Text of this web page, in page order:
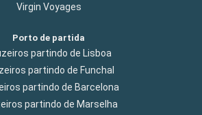
Virgin Voyages
Porto de partida
partindo de Lisboa
partindo de Funchal
partindo de Barcelona
partindo de Marselha